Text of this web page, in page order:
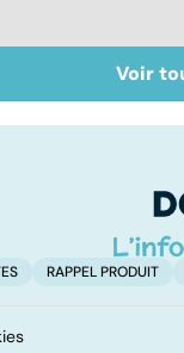
Votre santé en
Voir
RAPPEL PRODUIT